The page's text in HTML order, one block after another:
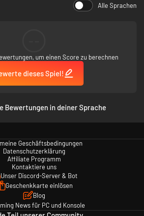
von Legacy of Kain: Michael Bell, Simon
Alle Sprachen
um einen Score zu berechnen
dieses Spiel!
Bewertungen in deiner Sprache
Geschäftsbedingungen
Datenschutzerklärung
Affiliate Programm
Kontaktiere uns
Unser Discord-Server & Bot
Geschenkkarte einlösen
Blog
News für PC und Konsole